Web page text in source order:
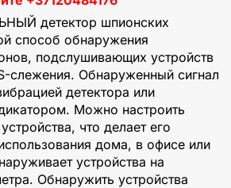
детектор шпионских
способ обнаружения
подслушивающих устройств
слежения. Обнаруженный сигнал
детектора или
Можно настроить
что делает его
дома, в офисе или
устройства на
Обнаружить устройства